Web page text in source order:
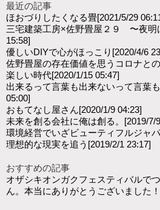
最近の記事
ほおづりしたくなる畳[2021/5/29
三宅建築工房×佐野畳屋２９ 〜夜
15:58]
優しいDIYで心がほっこり [2020/4/6
佐野畳屋の存在価値を思うコロナと
楽しい時代[2020/1/15 05:47]
出来るって言葉も出来ないって言葉
05:00]
おもてなし屋さん[2020/1/9 04:23]
未来を創る会社に俺は創る。 [2019/7/
環境経営でいざビューティフルジャ
理想的な現実を追う [2019/2/1 23:17]
おすすめの記事
オザシキオンガクフェスティバルで
ん。本当にありがとうございました！